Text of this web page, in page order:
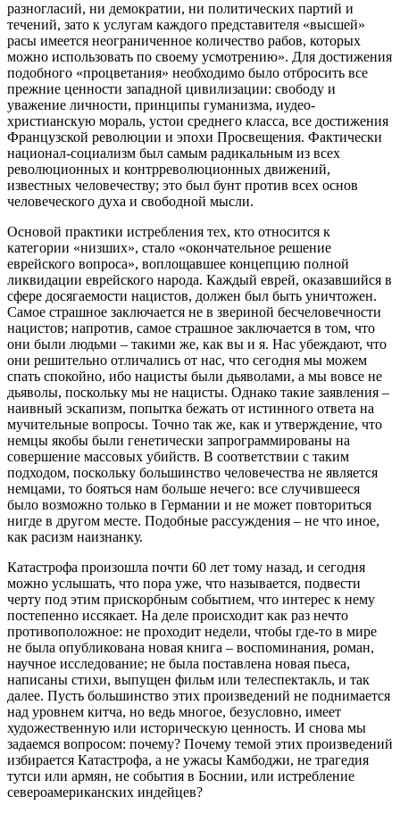
разногласий, ни демократии, ни политических партий и
течений, зато к услугам каждого представителя «высшей»
расы имеется неограниченное количество рабов, которых
можно использовать по своему усмотрению». Для достижения
подобного «процветания» необходимо было отбросить все
прежние ценности западной цивилизации: свободу и
уважение личности, принципы гуманизма, иудео-
христианскую мораль, устои среднего класса, все достижения
Французской революции и эпохи Просвещения. Фактически
национал-социализм был самым радикальным из всех
революционных и контрреволюционных движений,
известных человечеству; это был бунт против всех основ
человеческого духа и свободной мысли.
Основой практики истребления тех, кто относится к
категории «низших», стало «окончательное решение
еврейского вопроса», воплощавшее концепцию полной
ликвидации еврейского народа. Каждый еврей, оказавшийся в
сфере досягаемости нацистов, должен был быть уничтожен.
Самое страшное заключается не в звериной бесчеловечности
нацистов; напротив, самое страшное заключается в том, что
они были людьми – такими же, как вы и я. Нас убеждают, что
они решительно отличались от нас, что сегодня мы можем
спать спокойно, ибо нацисты были дьяволами, а мы вовсе не
дьяволы, поскольку мы не нацисты. Однако такие заявления –
наивный эскапизм, попытка бежать от истинного ответа на
мучительные вопросы. Точно так же, как и утверждение, что
немцы якобы были генетически запрограммированы на
совершение массовых убийств. В соответствии с таким
подходом, поскольку большинство человечества не является
немцами, то бояться нам больше нечего: все случившееся
было возможно только в Германии и не может повториться
нигде в другом месте. Подобные рассуждения – не что иное,
как расизм наизнанку.
Катастрофа произошла почти 60 лет тому назад, и сегодня
можно услышать, что пора уже, что называется, подвести
черту под этим прискорбным событием, что интерес к нему
постепенно иссякает. На деле происходит как раз нечто
противоположное: не проходит недели, чтобы где-то в мире
не была опубликована новая книга – воспоминания, роман,
научное исследование; не была поставлена новая пьеса,
написаны стихи, выпущен фильм или телеспектакль, и так
далее. Пусть большинство этих произведений не поднимается
над уровнем китча, но ведь многое, безусловно, имеет
художественную или историческую ценность. И снова мы
задаемся вопросом: почему? Почему темой этих произведений
избирается Катастрофа, а не ужасы Камбоджи, не трагедия
тутси или армян, не события в Боснии, или истребление
североамериканских индейцев?